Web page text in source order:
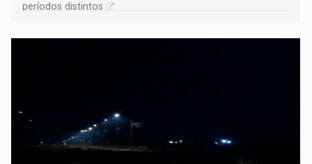
períodos distintos